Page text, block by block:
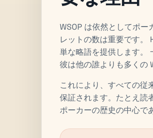
WSOP は依然としてポ
レットの数は重要です。
単な略語を提供します。
彼は他の誰よりも多くの
これにより、すべての従
保証されます。たとえ読
ポーカーの歴史の中心で